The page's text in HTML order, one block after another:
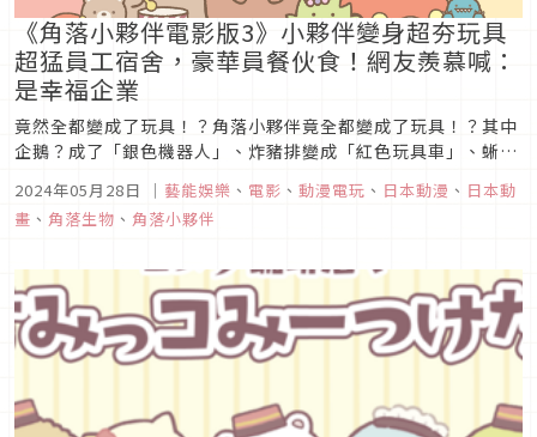
《角落小夥伴電影版3》小夥伴變身超夯玩具
超猛員工宿舍，豪華員餐伙食！網友羨慕喊：
是幸福企業
竟然全都變成了玩具！？角落小夥伴竟全都變成了玩具！？其中
企鵝？成了「銀色機器人」、炸豬排變成「紅色玩具車」、蜥蜴
萌芭比」的貓，全都是小朋友最愛的超夯玩具，萌上加萌的模樣
真是可愛度爆表！全新的玩具造型讓暑假即將上映的《角落小夥
2024年05月28日 ｜ 藝能娛樂 、 電影 、 動漫電玩 、 日本動漫 、 日本動
畫 、 角落生物 、 角落小夥伴